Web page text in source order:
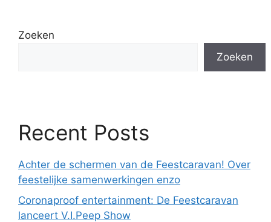
Zoeken
Zoeken
Recent Posts
Achter de schermen van de Feestcaravan! Over
feestelijke samenwerkingen enzo
Coronaproof entertainment: De Feestcaravan
lanceert V.I.Peep Show